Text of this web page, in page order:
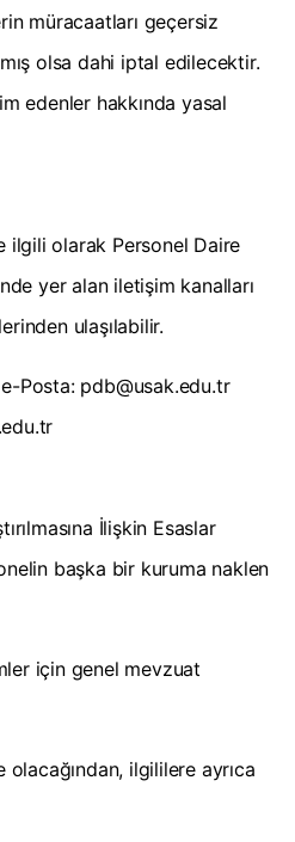
müracaatları geçersiz
olsa dahi iptal edilecektir.
edenler hakkında yasal
ilgili olarak Personel Daire
yer alan iletişim kanalları
ulaşılabilir.
Posta: pdb@usak.edu.tr
İlişkin Esaslar
başka bir kuruma naklen
için genel mevzuat
ilgililere ayrıca